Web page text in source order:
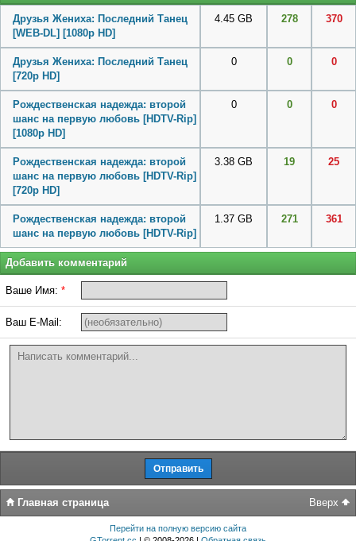
Друзья Жениха: Последний Танец
[WEB-DL] [1080p HD]
4.45 GB 278 370
Друзья Жениха: Последний Танец
[720p HD]
0 0 0
Рождественская надежда: второй
шанс на первую любовь [HDTV-Rip]
[1080p HD]
0 0 0
Рождественская надежда: второй
шанс на первую любовь [HDTV-Rip]
[720p HD]
3.38 GB 19 25
Рождественская надежда: второй
шанс на первую любовь [HDTV-Rip]
1.37 GB 271 361
Добавить комментарий
Ваше Имя: *
Ваш E-Mail:
Вверх
Главная страница
Перейти на полную версию сайта